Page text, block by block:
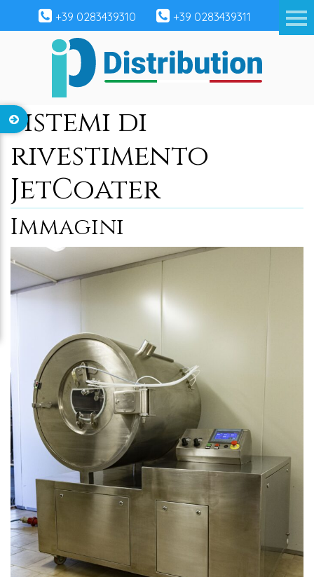
+39 0283439310 +39 0283439311
Sistemi di
rivestimento
JetCoater
Immagini